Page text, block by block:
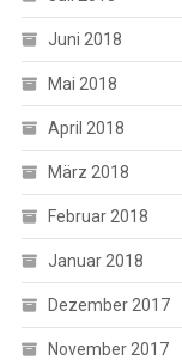
Juni 2018
Mai 2018
April 2018
März 2018
Februar 2018
Januar 2018
Dezember 2017
November 2017